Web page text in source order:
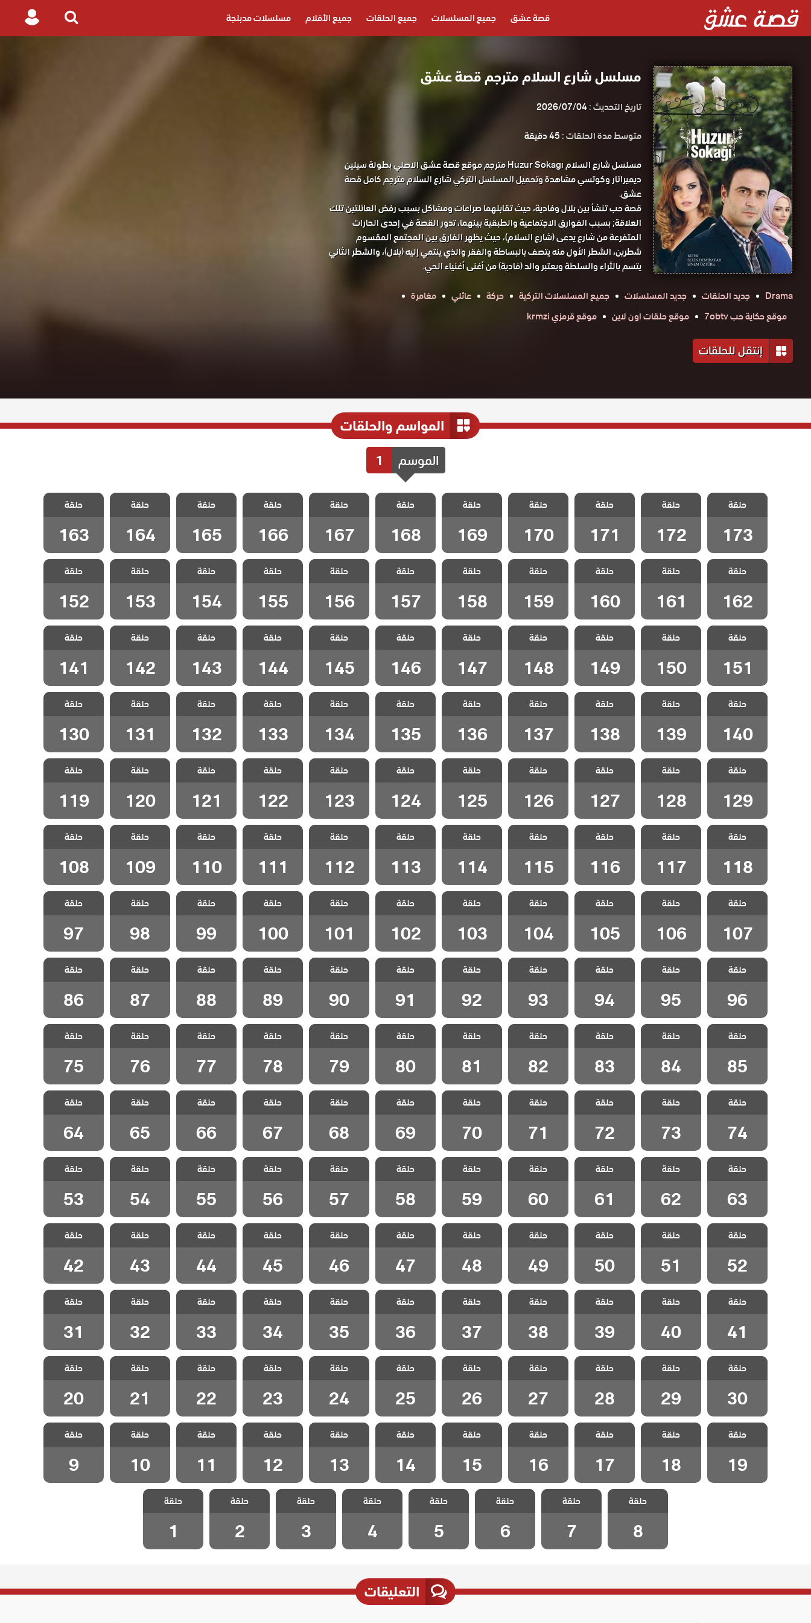
قصة عشق جميع المسلسلات جميع الحلقات جميع الأفلام مسلسلات مدبلجة
Search
Login
مسلسل شارع السلام مترجم قصة عشق
تاريخ التحديث :2026/07/04
متوسط مدة الحلقات :45 دقيقة
مسلسل شارع السلام Huzur Sokagı مترجم موقع قصة عشق الاصلي بطولة سيلين
ديميراتار وكوتسي مشاهدة وتحميل المسلسل التركي شارع السلام مترجم كامل قصة
عشق.
قصة حب تنشأ بين بلال وفادية، حيث تقابلهما صراعات ومشاكل بسبب رفض العائلتين تلك
العلاقة; بسبب الفوارق الاجتماعية والطبقية بينهما، تدور القصة في إحدى الحارات
المتفرعة من شارع يدعى (شارع السلام)، حيث يظهر الفارق بين المجتمع المقسوم
شطرين، الشطر اﻷول منه يتصف بالبساطة والفقر والذي ينتمي إليه (بلال)، والشطر الثاني
يتسم بالثراء والسلطة ويعتبر والد (فادية) من أغنى أغنياء الحي.
Drama
جديد الحلقات جديد المسلسلات جميع المسلسلات التركية حركة عائلي
مغامرة
موقع حكاية حب 7obtv
موقع حلقات اون لاين موقع قرمزي krmzi
إنتقل للحلقات
المواسم والحلقات
الموسم 1
مسلسل شارع
السلام الحلقة
173 والاخيرة
حلقة
173
مسلسل شارع
السلام الحلقة
172
حلقة
172
مسلسل شارع
السلام الحلقة
171
حلقة
171
مسلسل شارع
السلام الحلقة
170
حلقة
170
مسلسل شارع
السلام الحلقة
169
حلقة
169
مسلسل شارع
السلام الحلقة
168
حلقة
168
مسلسل شارع
السلام الحلقة
167
حلقة
167
مسلسل شارع
السلام الحلقة
166
حلقة
166
مسلسل شارع
السلام الحلقة
165
حلقة
165
مسلسل شارع
السلام الحلقة
164
حلقة
164
مسلسل شارع
السلام الحلقة
163
حلقة
163
مسلسل شارع
السلام الحلقة
162
حلقة
162
مسلسل شارع
السلام الحلقة
161
حلقة
161
مسلسل شارع
السلام الحلقة
160
حلقة
160
مسلسل شارع
السلام الحلقة
159
حلقة
159
مسلسل شارع
السلام الحلقة
158
حلقة
158
مسلسل شارع
السلام الحلقة
157
حلقة
157
مسلسل شارع
السلام الحلقة
156
حلقة
156
مسلسل شارع
السلام الحلقة
155
حلقة
155
مسلسل شارع
السلام الحلقة
154
حلقة
154
مسلسل شارع
السلام الحلقة
153
حلقة
153
مسلسل شارع
السلام الحلقة
152
حلقة
152
مسلسل شارع
السلام الحلقة
151
حلقة
151
مسلسل شارع
السلام الحلقة
150
حلقة
150
مسلسل شارع
السلام الحلقة
149
حلقة
149
مسلسل شارع
السلام الحلقة
148
حلقة
148
مسلسل شارع
السلام الحلقة
147
حلقة
147
مسلسل شارع
السلام الحلقة
146
حلقة
146
مسلسل شارع
السلام الحلقة
145
حلقة
145
مسلسل شارع
السلام الحلقة
144
حلقة
144
مسلسل شارع
السلام الحلقة
143
حلقة
143
مسلسل شارع
السلام الحلقة
142
حلقة
142
مسلسل شارع
السلام الحلقة
141
حلقة
141
مسلسل شارع
السلام الحلقة
140
حلقة
140
مسلسل شارع
السلام الحلقة
139
حلقة
139
مسلسل شارع
السلام الحلقة
138
حلقة
138
مسلسل شارع
السلام الحلقة
137
حلقة
137
مسلسل شارع
السلام الحلقة
136
حلقة
136
مسلسل شارع
السلام الحلقة
135
حلقة
135
مسلسل شارع
السلام الحلقة
134
حلقة
134
مسلسل شارع
السلام الحلقة
133
حلقة
133
مسلسل شارع
السلام الحلقة
132
حلقة
132
مسلسل شارع
السلام الحلقة
131
حلقة
131
مسلسل شارع
السلام الحلقة
130
حلقة
130
مسلسل شارع
السلام الحلقة
129
حلقة
129
مسلسل شارع
السلام الحلقة
128
حلقة
128
مسلسل شارع
السلام الحلقة
127
حلقة
127
مسلسل شارع
السلام الحلقة
126
حلقة
126
مسلسل شارع
السلام الحلقة
125
حلقة
125
مسلسل شارع
السلام الحلقة
124
حلقة
124
مسلسل شارع
السلام الحلقة
123
حلقة
123
مسلسل شارع
السلام الحلقة
122
حلقة
122
مسلسل شارع
السلام الحلقة
121
حلقة
121
مسلسل شارع
السلام الحلقة
120
حلقة
120
مسلسل شارع
السلام الحلقة
119
حلقة
119
مسلسل شارع
السلام الحلقة
118
حلقة
118
مسلسل شارع
السلام الحلقة
117
حلقة
117
مسلسل شارع
السلام الحلقة
116
حلقة
116
مسلسل شارع
السلام الحلقة
115
حلقة
115
مسلسل شارع
السلام الحلقة
114
حلقة
114
مسلسل شارع
السلام الحلقة
113
حلقة
113
مسلسل شارع
السلام الحلقة
112
حلقة
112
مسلسل شارع
السلام الحلقة
111
حلقة
111
مسلسل شارع
السلام الحلقة
110
حلقة
110
مسلسل شارع
السلام الحلقة
109
حلقة
109
مسلسل شارع
السلام الحلقة
108
حلقة
108
مسلسل شارع
السلام الحلقة
107
حلقة
107
مسلسل شارع
السلام الحلقة
106
حلقة
106
مسلسل شارع
السلام الحلقة
105
حلقة
105
مسلسل شارع
السلام الحلقة
104
حلقة
104
مسلسل شارع
السلام الحلقة
103
حلقة
103
مسلسل شارع
السلام الحلقة
102
حلقة
102
مسلسل شارع
السلام الحلقة
101
حلقة
101
مسلسل شارع
السلام الحلقة
100
حلقة
100
مسلسل شارع
السلام الحلقة
99
حلقة
99
مسلسل شارع
السلام الحلقة
98
حلقة
98
مسلسل شارع
السلام الحلقة
97
حلقة
97
مسلسل شارع
السلام الحلقة
96
حلقة
96
مسلسل شارع
السلام الحلقة
95
حلقة
95
مسلسل شارع
السلام الحلقة
94
حلقة
94
مسلسل شارع
السلام الحلقة
93
حلقة
93
مسلسل شارع
السلام الحلقة
92
حلقة
92
مسلسل شارع
السلام الحلقة
91
حلقة
91
مسلسل شارع
السلام الحلقة
90
حلقة
90
مسلسل شارع
السلام الحلقة
89
حلقة
89
مسلسل شارع
السلام الحلقة
88
حلقة
88
مسلسل شارع
السلام الحلقة
87
حلقة
87
مسلسل شارع
السلام الحلقة
86
حلقة
86
مسلسل شارع
السلام الحلقة
85
حلقة
85
مسلسل شارع
السلام الحلقة
84
حلقة
84
مسلسل شارع
السلام الحلقة
83
حلقة
83
مسلسل شارع
السلام الحلقة
82
حلقة
82
مسلسل شارع
السلام الحلقة
81
حلقة
81
مسلسل شارع
السلام الحلقة
80
حلقة
80
مسلسل شارع
السلام الحلقة
79
حلقة
79
مسلسل شارع
السلام الحلقة
78
حلقة
78
مسلسل شارع
السلام الحلقة
77
حلقة
77
مسلسل شارع
السلام الحلقة
76
حلقة
76
مسلسل شارع
السلام الحلقة
75
حلقة
75
مسلسل شارع
السلام الحلقة
74
حلقة
74
مسلسل شارع
السلام الحلقة
73
حلقة
73
مسلسل شارع
السلام الحلقة
72
حلقة
72
مسلسل شارع
السلام الحلقة
71
حلقة
71
مسلسل شارع
السلام الحلقة
70
حلقة
70
مسلسل شارع
السلام الحلقة
69
حلقة
69
مسلسل شارع
السلام الحلقة
68
حلقة
68
مسلسل شارع
السلام الحلقة
67
حلقة
67
مسلسل شارع
السلام الحلقة
66
حلقة
66
مسلسل شارع
السلام الحلقة
65
حلقة
65
مسلسل شارع
السلام الحلقة
64
حلقة
64
مسلسل شارع
السلام الحلقة
63
حلقة
63
مسلسل شارع
السلام الحلقة
62
حلقة
62
مسلسل شارع
السلام الحلقة
61
حلقة
61
مسلسل شارع
السلام الحلقة
60
حلقة
60
مسلسل شارع
السلام الحلقة
59
حلقة
59
مسلسل شارع
السلام الحلقة
58
حلقة
58
مسلسل شارع
السلام الحلقة
57
حلقة
57
مسلسل شارع
السلام الحلقة
56
حلقة
56
مسلسل شارع
السلام الحلقة
55
حلقة
55
مسلسل شارع
السلام الحلقة
54
حلقة
54
مسلسل شارع
السلام الحلقة
53
حلقة
53
مسلسل شارع
السلام الحلقة
52
حلقة
52
مسلسل شارع
السلام الحلقة
51
حلقة
51
مسلسل شارع
السلام الحلقة
50
حلقة
50
مسلسل شارع
السلام الحلقة
49
حلقة
49
مسلسل شارع
السلام الحلقة
48
حلقة
48
مسلسل شارع
السلام الحلقة
47
حلقة
47
مسلسل شارع
السلام الحلقة
46
حلقة
46
مسلسل شارع
السلام الحلقة
45
حلقة
45
مسلسل شارع
السلام الحلقة
44
حلقة
44
مسلسل شارع
السلام الحلقة
43
حلقة
43
مسلسل شارع
السلام الحلقة
42
حلقة
42
مسلسل شارع
السلام الحلقة
41
حلقة
41
مسلسل شارع
السلام الحلقة
40
حلقة
40
مسلسل شارع
السلام الحلقة
39
حلقة
39
مسلسل شارع
السلام الحلقة
38
حلقة
38
مسلسل شارع
السلام الحلقة
37
حلقة
37
مسلسل شارع
السلام الحلقة
36
حلقة
36
مسلسل شارع
السلام الحلقة
35
حلقة
35
مسلسل شارع
السلام الحلقة
34
حلقة
34
مسلسل شارع
السلام الحلقة
33
حلقة
33
مسلسل شارع
السلام الحلقة
32
حلقة
32
مسلسل شارع
السلام الحلقة
31
حلقة
31
مسلسل شارع
السلام الحلقة
30
حلقة
30
مسلسل شارع
السلام الحلقة
29
حلقة
29
مسلسل شارع
السلام الحلقة
28
حلقة
28
مسلسل شارع
السلام الحلقة
27
حلقة
27
مسلسل شارع
السلام الحلقة
26
حلقة
26
مسلسل شارع
السلام الحلقة
25
حلقة
25
مسلسل شارع
السلام الحلقة
24
حلقة
24
مسلسل شارع
السلام الحلقة
23
حلقة
23
مسلسل شارع
السلام الحلقة
22
حلقة
22
مسلسل شارع
السلام الحلقة
21
حلقة
21
مسلسل شارع
السلام الحلقة
20
حلقة
20
مسلسل شارع
السلام الحلقة
19
حلقة
19
مسلسل شارع
السلام الحلقة
18
حلقة
18
مسلسل شارع
السلام الحلقة
17
حلقة
17
مسلسل شارع
السلام الحلقة
16
حلقة
16
مسلسل شارع
السلام الحلقة
15
حلقة
15
مسلسل شارع
السلام الحلقة
14
حلقة
14
مسلسل شارع
السلام الحلقة
13
حلقة
13
مسلسل شارع
السلام الحلقة
12
حلقة
12
مسلسل شارع
السلام الحلقة
11
حلقة
11
مسلسل شارع
السلام الحلقة
10
حلقة
10
مسلسل شارع
السلام الحلقة 9
حلقة
9
مسلسل شارع
السلام الحلقة 8
حلقة
8
مسلسل شارع
السلام الحلقة 7
حلقة
7
مسلسل شارع
السلام الحلقة 6
حلقة
6
مسلسل شارع
السلام الحلقة 5
حلقة
5
مسلسل شارع
السلام الحلقة 4
حلقة
4
مسلسل شارع
السلام الحلقة 3
حلقة
3
مسلسل شارع
السلام الحلقة 2
حلقة
2
مسلسل شارع
السلام الحلقة 1
حلقة
1
التعليقات